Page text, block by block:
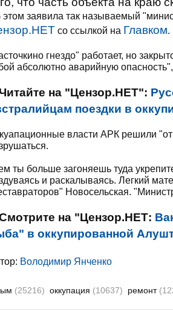
заявила так называемый
со ссылкой на Главком.
гнездо" работает, но
абсолютно аварийную
Читайте на "Цензор.НЕТ":
поездки в
власти АРК решили
ты больше загоняешь туда
и раскалываясь. Легкий
Новосельская.
на "Цензор.НЕТ:
в оккупированной
Володимир Янченко
(25216) оккупация (10637) ремонт